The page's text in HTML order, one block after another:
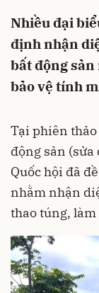
Nhiều đại
định nhận
bất động sản
bảo vệ tính
Tại phiên
động sản
Quốc hội đã
nhằm nhận
thao túng,